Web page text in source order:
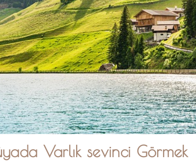
Varlık sevinci Görmek